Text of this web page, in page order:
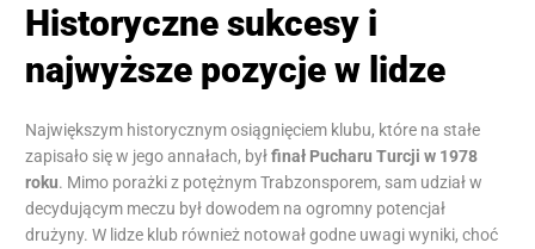
Historyczne sukcesy i
najwyższe pozycje w lidze
Największym historycznym osiągnięciem klubu, które na stałe
zapisało się w jego annałach, byłfinał Pucharu Turcji w 1978
roku. Mimo porażki z potężnym Trabzonsporem, sam udział w
decydującym meczu był dowodem na ogromny potencjał
drużyny. W lidze klub również notował godne uwagi wyniki, choć